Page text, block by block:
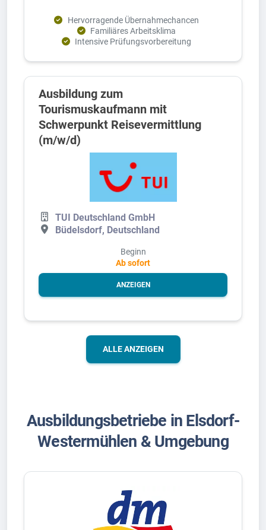
Hervorragende Übernahmechancen
Familiäres Arbeitsklima
Intensive Prüfungsvorbereitung
Ausbildung zum
Tourismuskaufmann mit
Schwerpunkt Reisevermittlung
(m/w/d)
TUI Deutschland GmbH
Büdelsdorf, Deutschland
Beginn
Ab sofort
ANZEIGEN
ALLE ANZEIGEN
Ausbildungsbetriebe in Elsdorf-
Westermühlen & Umgebung